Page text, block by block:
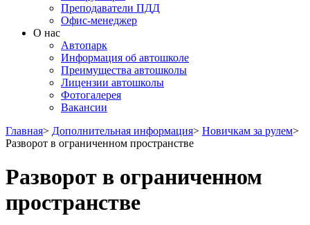
Преподаватели ПДД
Офис-менеджер
О нас
Автопарк
Информация об автошколе
Преимущества автошколы
Лицензии автошколы
Фотогалерея
Вакансии
Главная> Дополнительная информация> Новичкам за рулем>
Разворот в ограниченном пространстве
Разворот в ограниченном
пространстве